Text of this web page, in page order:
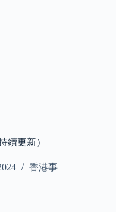
續更新）
香港事